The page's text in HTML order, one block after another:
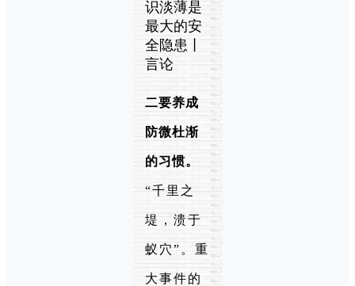
二要养成
防微杜渐
的习惯。
“千里之
堤，溃于
蚁穴”。重
大事件的